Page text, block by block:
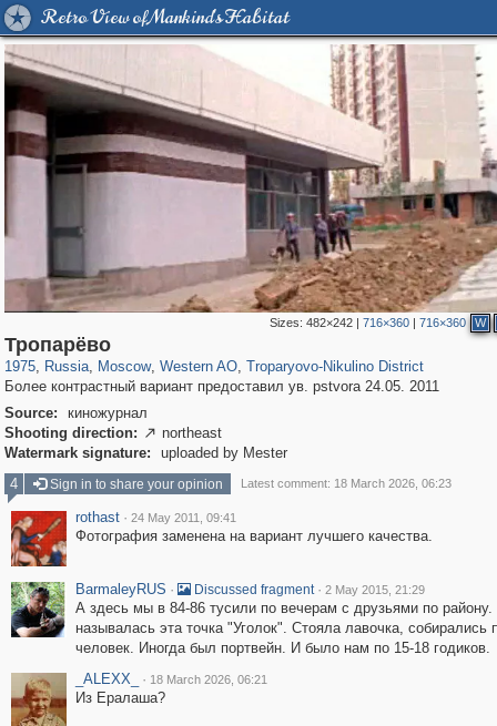
Retro View of Mankind's Habitat
Sizes: 482×242| 716×360| 716×360 W
Тропарёво
1975, Russia
1,407,780
, Moscow
319,968 8,295
, Western AO, Troparyovo-Nikulino District
Более контрастный вариант предоставил ув. pstvora 24.05. 2011
Source:
киножурнал
Shooting direction:  northeast
Watermark signature:
uploaded by Mester
4
Sign in to share your opinion Latest comment: 18 March 2026, 06:23
rothast · 24 May 2011, 09:41
Фотография заменена на вариант лучшего качества.
BarmaleyRUS · Discussed fragment · 2 May 2015, 21:29
А здесь мы в 84-86 тусили по вечерам с друзьями по
называлась эта точка "Уголок". Стояла лавочка, собирались
человек. Иногда был портвейн. И было нам по 15-18 годиков.
_ALEXX_
· 18 March 2026, 06:21
Из Ералаша?